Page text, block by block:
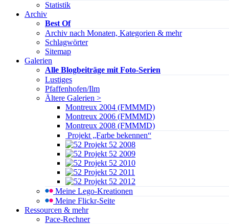
Statistik
Archiv
Best Of
Archiv nach Monaten, Kategorien & mehr
Schlagwörter
Sitemap
Galerien
Alle Blogbeiträge mit Foto-Serien
Lustiges
Pfaffenhofen/Ilm
Ältere Galerien >
Montreux 2004 (FMMMD)
Montreux 2006 (FMMMD)
Montreux 2008 (FMMMD)
Projekt „Farbe bekennen“
Projekt 52 2008
Projekt 52 2009
Projekt 52 2010
Projekt 52 2011
Projekt 52 2012
Meine Lego-Kreationen
Meine Flickr-Seite
Ressourcen & mehr
Pace-Rechner